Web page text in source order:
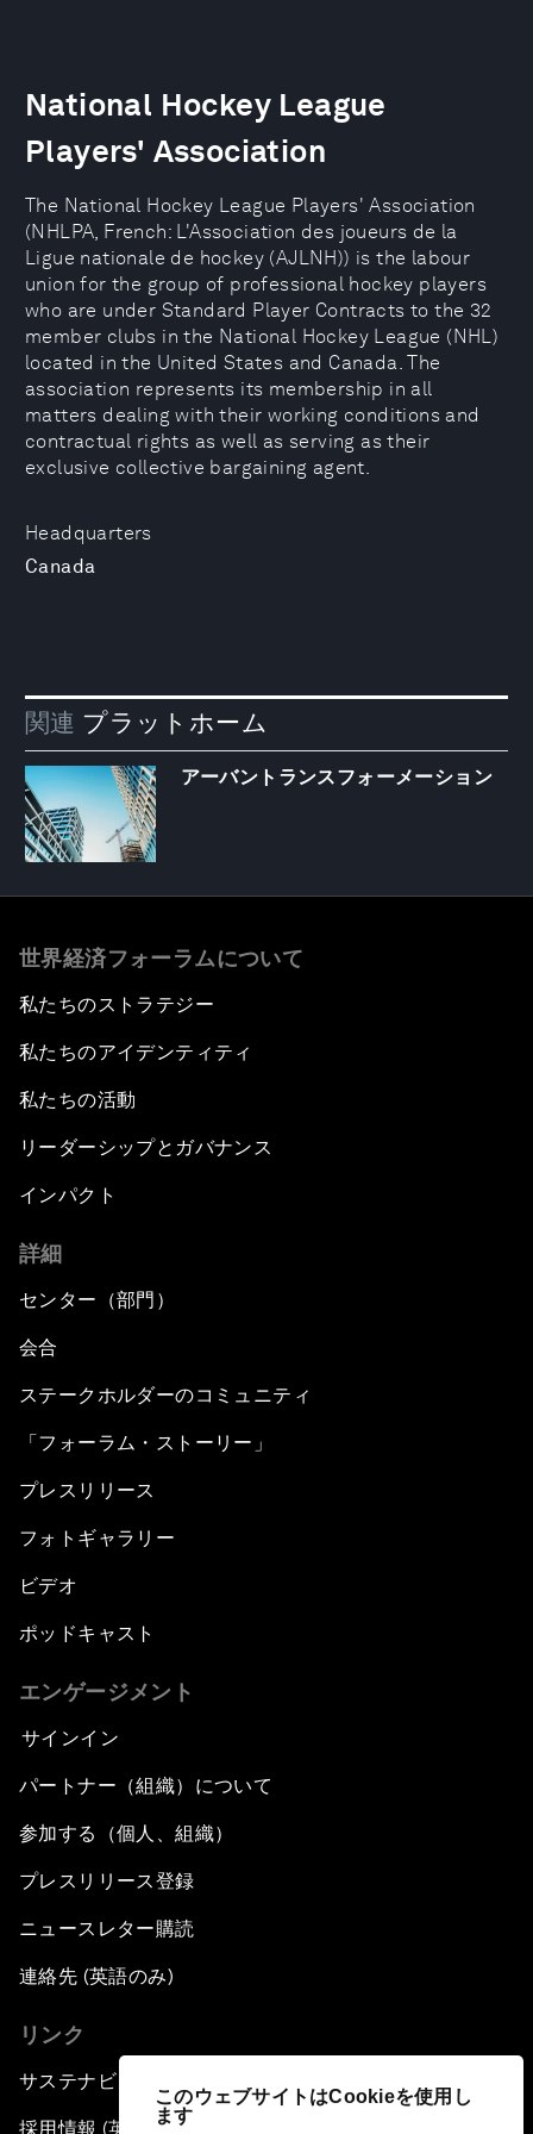
このウェブサイトはCookieを使用し
ます
Headquarters
Canada
National Hockey League
Players' Association
The National Hockey League Players' Association
(NHLPA, French: L'Association des joueurs de la
Ligue nationale de hockey (AJLNH)) is the labour
union for the group of professional hockey players
who are under Standard Player Contracts to the 32
member clubs in the National Hockey League (NHL)
located in the United States and Canada. The
association represents its membership in all
matters dealing with their working conditions and
contractual rights as well as serving as their
exclusive collective bargaining agent.
関連 プラットホーム
アーバントランスフォーメーション
世界経済フォーラムについて
私たちのストラテジー
私たちのアイデンティティ
私たちの活動
リーダーシップとガバナンス
インパクト
詳細
センター（部門）
会合
ステークホルダーのコミュニティ
「フォーラム・ストーリー」
プレスリリース
フォトギャラリー
ビデオ
ポッドキャスト
エンゲージメント
サインイン
パートナー（組織）について
参加する（個人、組織）
プレスリリース登録
ニュースレター購読
連絡先 (英語のみ)
リンク
サステナビリティへの取り組み
採用情報 (英語のみ)